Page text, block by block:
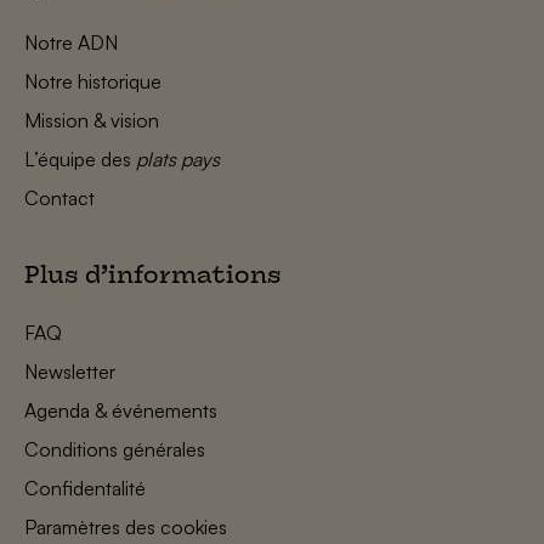
Notre ADN
Notre historique
Mission & vision
L’équipe des plats pays
Contact
Plus d’informations
FAQ
Newsletter
Agenda & événements
Conditions générales
Confidentalité
Paramètres des cookies